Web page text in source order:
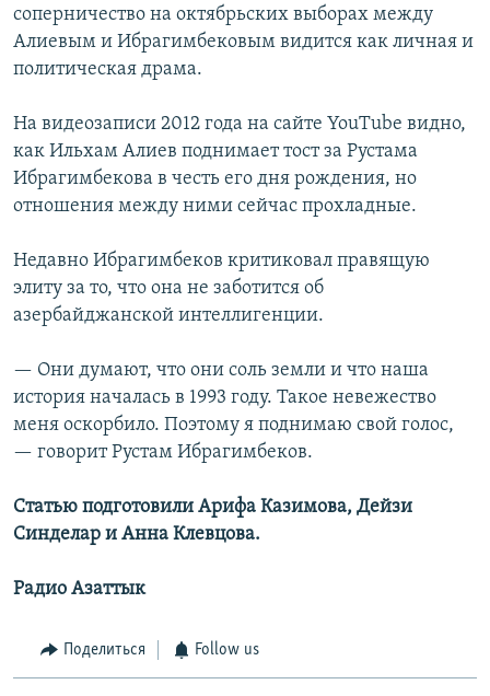
соперничество на октябрьских выборах между
Алиевым и Ибрагимбековым видится как личная и
политическая драма.
На видеозаписи 2012 года на сайте YouTube видно,
как Ильхам Алиев поднимает тост за Рустама
Ибрагимбекова в честь его дня рождения, но
отношения между ними сейчас прохладные.
Недавно Ибрагимбеков критиковал правящую
элиту за то, что она не заботится об
азербайджанской интеллигенции.
— Они думают, что они соль земли и что наша
история началась в 1993 году. Такое невежество
меня оскорбило. Поэтому я поднимаю свой голос,
— говорит Рустам Ибрагимбеков.
Статью подготовили Арифа Казимова, Дейзи
Синделар и Анна Клевцова.
Радио Азаттык
Поделиться Follow us